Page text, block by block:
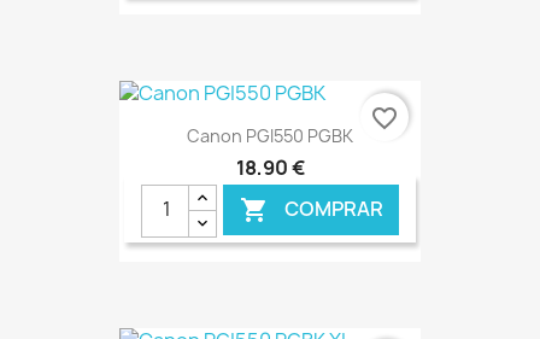
€ ONLINE
Canon PGI550 PGBK
18,90 €
 COMPRAR
favorite_border